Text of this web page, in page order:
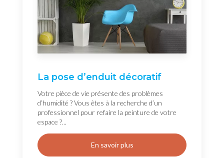
La pose d’enduit décoratif
Votre pièce de vie présente des problèmes
d’humidité ? Vous êtes à la recherche d’un
professionnel pour refaire la peinture de votre
espace ?...
En savoir plus